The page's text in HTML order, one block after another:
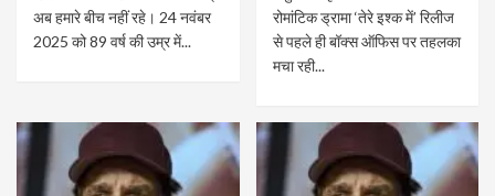
अब हमारे बीच नहीं रहे। 24 नवंबर
2025 को 89 वर्ष की उम्र में...
रोमांटिक ड्रामा ‘तेरे इश्क में’ रिलीज
से पहले ही बॉक्स ऑफिस पर तहलका
मचा रही...